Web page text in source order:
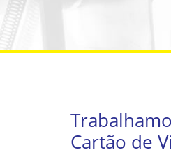
Cartão de